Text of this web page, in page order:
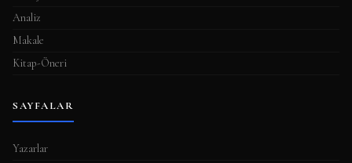
Analiz
Makale
Kitap-Öneri
SAYFALAR
Yazarlar